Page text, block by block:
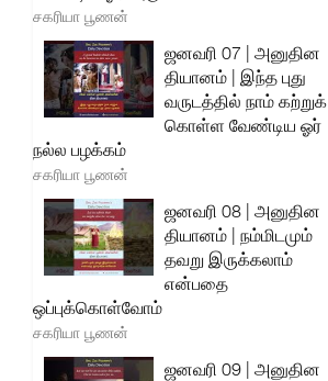
சகரியா பூணன்
ஜனவரி 07 | அனுதின
தியானம் | இந்த புது
வருடத்தில் நாம் கற்றுக்
கொள்ள வேண்டிய ஓர்
நல்ல பழக்கம்
சகரியா பூணன்
ஜனவரி 08 | அனுதின
தியானம் | நம்மிடமும்
தவறு இருக்கலாம்
என்பதை
ஒப்புக்கொள்வோம்
சகரியா பூணன்
ஜனவரி 09 | அனுதின